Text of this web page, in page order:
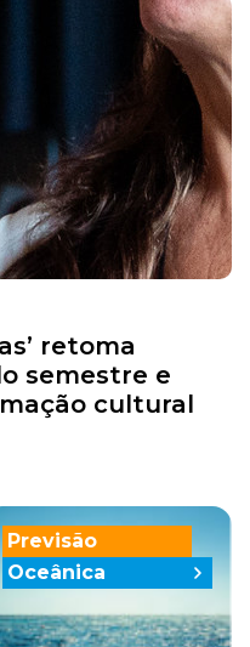
retoma
semestre e
cultural
Previsão
Oceânica